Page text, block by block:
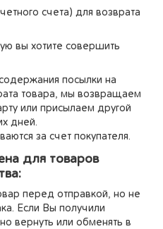
счета) для возврата
вы хотите совершить
посылки на
товара, мы возвращаем
или присылаем другой
дней.
за счет покупателя.
для товаров
перед отправкой, но не
Если Вы получили
вернуть или обменять в